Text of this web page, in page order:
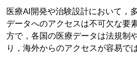
医療AI開発や治験設計において，
データへのアクセスは不可欠な要
方で，各国の医療データは法規制
り，海外からのアクセスが容易で